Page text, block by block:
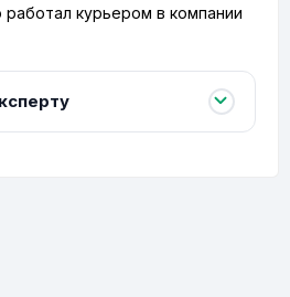
курьером в компании